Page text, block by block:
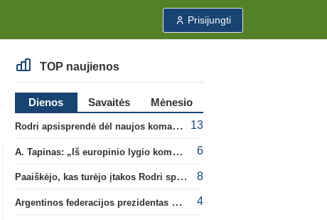
Prisijungti
TOP naujienos
Dienos Savaitės
Mėnesio
Rodri apsisprendė dėl naujos komandos
13
A. Tapinas: „Iš europinio lygio komandos gavom gerų pamokų“ 6
Paaiškėjo, kas turėjo įtakos Rodri sprendimui pasirinkti Barselonos pusę 8
Argentinos federacijos prezidentas C. Tapia negailėjo pagyrų G. Infantino 4